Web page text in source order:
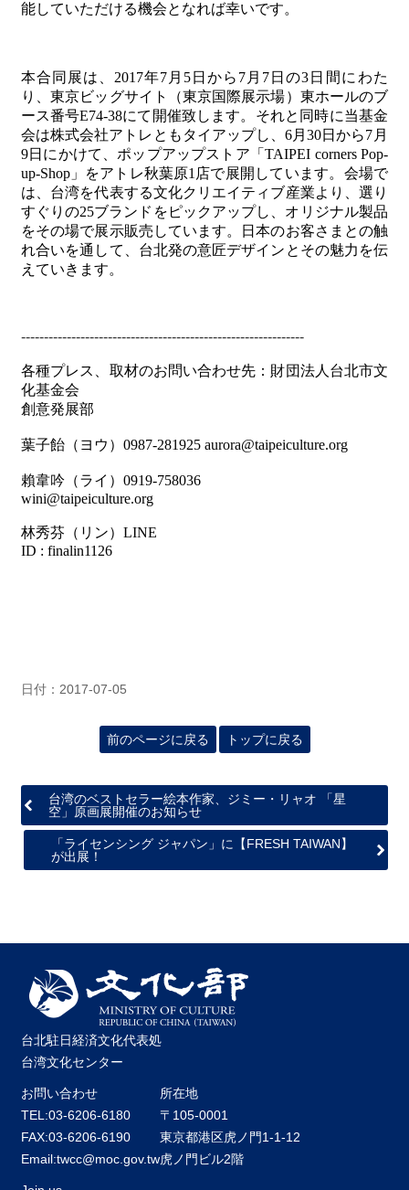
能していただける機会となれば幸いです。
本合同展は、 2017年7 月 5 日から 7 月 7 日の3 日間にわた
り、東京ビッグサイト（東京国際展示場）東ホールのブ
ース番号E74-38にて開催致します。それと同時に当基金
会は株式会社アトレともタイアップし、 6月 30日から7 月
9日にかけて、ポップアップストア「 TAIPEI corners Pop-
up-Shop 」をアトレ秋葉原1 店で展開しています。会場で
は、台湾を代表する文化クリエイティブ産業より、選り
すぐりの25ブランドをピックアップし、オリジナル製品
をその場で展示販売しています。日本のお客さまとの触
れ合いを通して、台北発の意匠デザインとその魅力を伝
えていきます。
--------------------------------------------------------------
各種プレス、取材のお問い合わせ先：財団法人台北市文
化基金会
創意発展部
葉子飴（ヨウ） 0987-281925 aurora@taipeiculture.org
賴韋吟 （ライ） 0919-758036
wini@taipeiculture.org
林秀芬 （リン） LINE
ID : finalin1126
日付：2017-07-05
前のページに戻る トップに戻る
台湾のベストセラー絵本作家、ジミー・リャオ 「星
空」原画展開催のお知らせ
「ライセンシング ジャパン」に【FRESH TAIWAN】
が出展！
台北駐日経済文化代表処
台湾文化センター
お問い合わせ
TEL:03-6206-6180
FAX:03-6206-6190
Email:twcc@moc.gov.tw
所在地
〒105-0001
東京都港区虎ノ門1-1-12
虎ノ門ビル2階